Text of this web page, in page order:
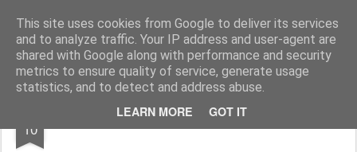
This site uses cookies from Google to deliver its services
and to analyze traffic. Your IP address and user-agent are
shared with Google along with performance and security
metrics to ensure quality of service, generate usage
statistics, and to detect and address abuse.
LEARN MORE GOT IT
Longcoast Living Longcoast Living är en webbutik där du hittar personlig och tidlös inredning till ditt hem.
Startsida Longcoast Living För Bloggare och Press
10 Turkost och silver - fin kombination